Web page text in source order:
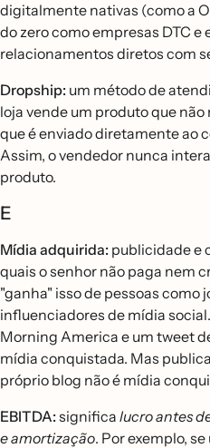
digitalmente nativas (como a
do zero como empresas DTC e
relacionamentos diretos com
Dropship: um método de
loja vende um produto que
que é enviado diretamente ao
Assim, o vendedor nunca
produto.
E
Mídia adquirida: publicidade e
quais o senhor não paga nem
"ganha" isso de pessoas como
influenciadores de mídia
Morning America e um tweet
mídia conquistada. Mas
próprio blog não é mídia
EBITDA:significa lucro antes
e amortização. Por exemplo,